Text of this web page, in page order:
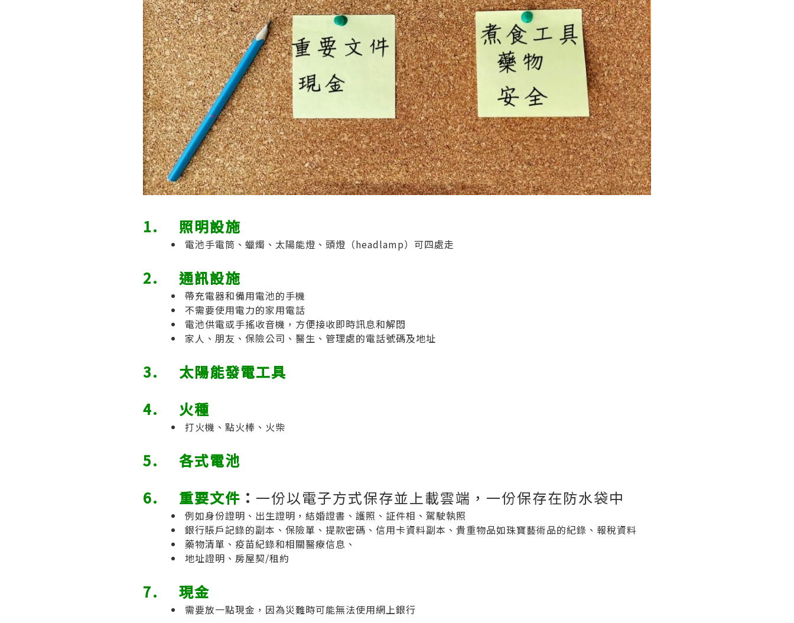
1. 照明設施
電池手電筒、蠟燭、太陽能燈、頭燈（headlamp）可四處走
2. 通訊設施
帶充電器和備用電池的手機
不需要使用電力的家用電話
電池供電或手搖收音機，方便接收即時訊息和解悶
家人、朋友、保險公司、醫生、管理處的電話號碼及地址
3. 太陽能發電工具
4. 火種
打火機、點火棒、火柴
5.
各式電池
6.
重要文件 ： 一份以電子方式保存並上載雲端，一份保存在防水袋中
例如身份證明、出生證明，結婚證書、護照、証件相、駕駛執照
銀行賬戶記錄的副本、保險單、提款密碼、信用卡資料副本、貴重物品如珠寶藝術品的紀錄、報稅資料
藥物清單、疫苗紀錄和相關醫療信息、
地址證明、房屋契/租約
7. 現金
需要放一點現金，因為災難時可能無法使用網上銀行